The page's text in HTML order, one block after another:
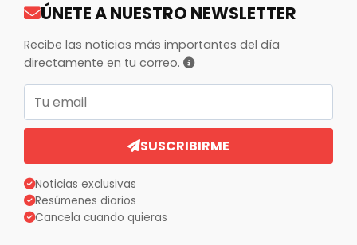
ÚNETE A NUESTRO NEWSLETTER
Recibe las noticias más importantes del día
directamente en tu correo.
Correo electrónico
SUSCRIBIRME
Noticias exclusivas
Resúmenes diarios
Cancela cuando quieras